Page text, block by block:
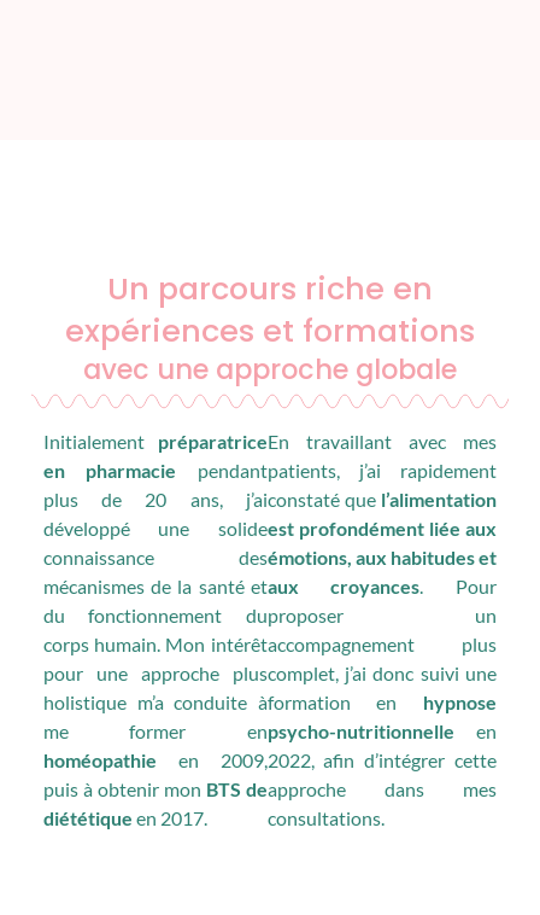
Un parcours riche en
expériences et formations
avec une approche globale
Initialement préparatrice
en pharmacie pendant
plus de 20 ans, j’ai
développé une solide
connaissance des
mécanismes de la santé et
du fonctionnement du
corps humain. Mon intérêt
pour une approche plus
holistique m’a conduite à
me former en
homéopathie en 2009,
puis à obtenir mon BTS de
diététique en 2017.
En travaillant avec mes
patients, j’ai rapidement
constaté que l’alimentation
est profondément liée aux
émotions, aux habitudes et
aux croyances. Pour
proposer un
accompagnement plus
complet, j’ai donc suivi une
formation en hypnose
psycho-nutritionnelle en
2022, afin d’intégrer cette
approche dans mes
consultations.